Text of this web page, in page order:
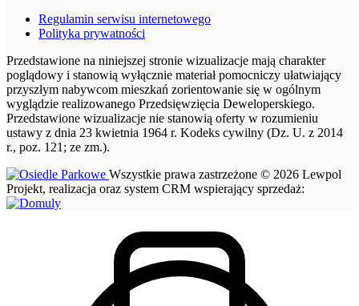
Regulamin serwisu internetowego
Polityka prywatności
Przedstawione na niniejszej stronie wizualizacje mają charakter
poglądowy i stanowią wyłącznie materiał pomocniczy ułatwiający
przyszłym nabywcom mieszkań zorientowanie się w ogólnym
wyglądzie realizowanego Przedsięwzięcia Deweloperskiego.
Przedstawione wizualizacje nie stanowią oferty w rozumieniu
ustawy z dnia 23 kwietnia 1964 r. Kodeks cywilny (Dz. U. z 2014
r., poz. 121; ze zm.).
Wszystkie prawa zastrzeżone © 2026 Lewpol
Projekt, realizacja oraz system CRM wspierający sprzedaż: